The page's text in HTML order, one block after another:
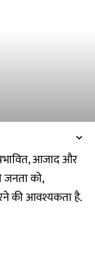
आजाद और
जनता को,
की आवश्यकता है.